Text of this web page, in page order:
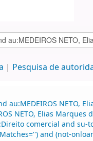
Pesquisa de
au:MEDEIROS NETO,
NETO, Elias
comercial and su-
and (not-